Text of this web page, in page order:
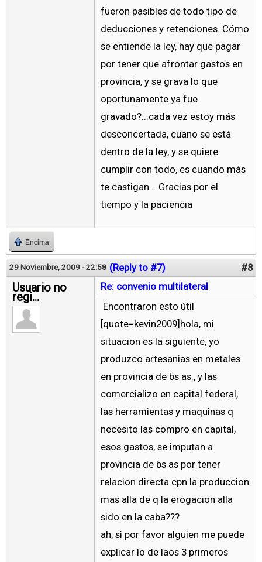
fueron pasibles de todo tipo de
deducciones y retenciones. Cómo
se entiende la ley, hay que pagar
por tener que afrontar gastos en
provincia, y se grava lo que
oportunamente ya fue
gravado?...cada vez estoy más
desconcertada, cuano se está
dentro de la ley, y se quiere
cumplir con todo, es cuando más
te castigan... Gracias por el
tiempo y la paciencia
Encima
29 Noviembre, 2009 - 22:58 (Reply to #7) #8
Usuario no
regi...
Re: convenio multilateral
Encontraron esto útil
[quote=kevin2009]hola, mi
situacion es la siguiente, yo
produzco artesanias en metales
en provincia de bs as., y las
comercializo en capital federal,
las herramientas y maquinas q
necesito las compro en capital,
esos gastos, se imputan a
provincia de bs as por tener
relacion directa cpn la produccion
mas alla de q la erogacion alla
sido en la caba???
ah, si por favor alguien me puede
explicar lo de laos 3 primeros